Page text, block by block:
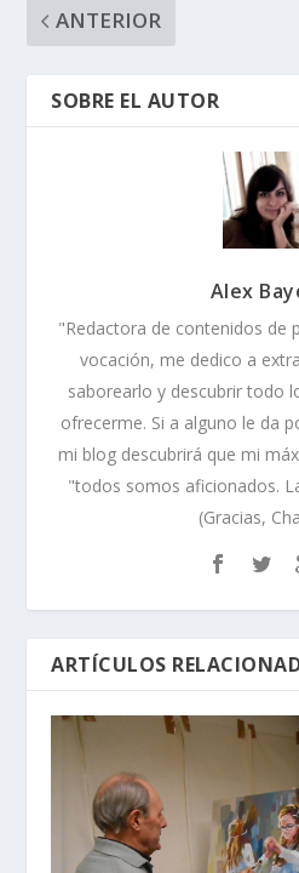
ANTERIOR
SOBRE EL AUTOR
Alex
"Redactora de contenidos de
vocación, me dedico a
saborearlo y descubrir todo
ofrecerme. Si a alguno le da
mi blog descubrirá que mi
"todos somos aficionados.
(Gracias,
ARTÍCULOS